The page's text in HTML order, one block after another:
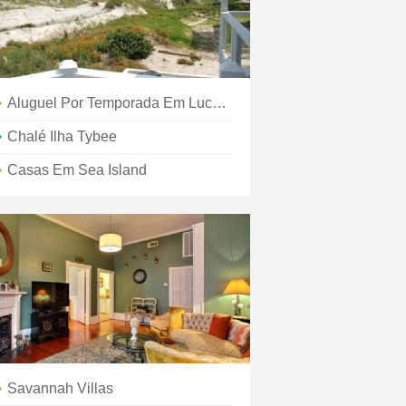
Aluguel Por Temporada Em Lucky Savannah
Chalé Ilha Tybee
Casas Em Sea Island
Savannah Villas